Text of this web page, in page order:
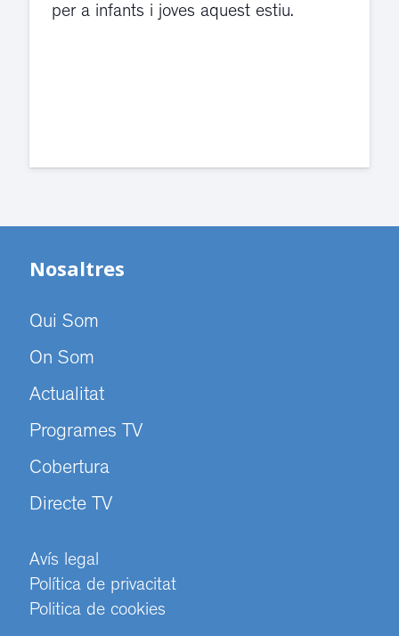
violència de gènere s'han traslladat a
Nosaltres
Qui Som
On Som
Actualitat
Programes TV
Cobertura
Directe TV
Avís legal
Política de privacitat
Politica de cookies